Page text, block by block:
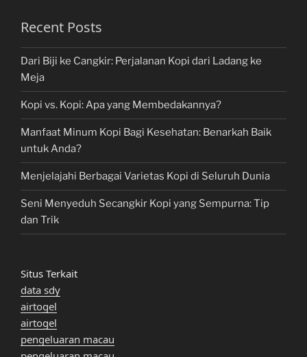
Recent Posts
Dari Biji ke Cangkir: Perjalanan Kopi dari Ladang ke
Meja
Kopi vs. Kopi: Apa yang Membedakannya?
Manfaat Minum Kopi Bagi Kesehatan: Benarkah Baik
untuk Anda?
Menjelajahi Berbagai Varietas Kopi di Seluruh Dunia
Seni Menyeduh Secangkir Kopi yang Sempurna: Tip
dan Trik
Situs Terkait
data sdy
airtogel
airtogel
pengeluaran macau